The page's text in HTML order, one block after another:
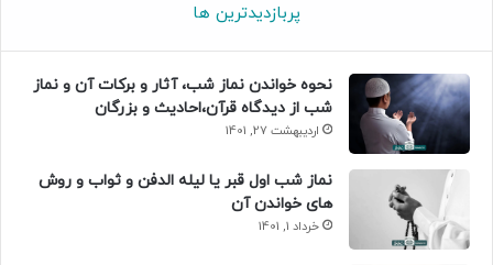
پربازدیدترین ها
نحوه خواندن نماز شب، آثار و برکات آن و نماز
شب از دیدگاه قرآن،احادیث و بزرگان
اردیبهشت 27, 1401
نماز شب اول قبر یا لیله الدفن و ثواب و روش
های خواندن آن
خرداد 1, 1401